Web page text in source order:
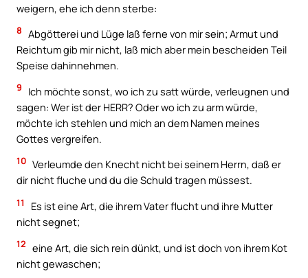
weigern, ehe ich denn sterbe:
8 Abgötterei und Lüge laß ferne von mir sein; Armut und
Reichtum gib mir nicht, laß mich aber mein bescheiden Teil
Speise dahinnehmen.
9
Ich möchte sonst, wo ich zu satt würde, verleugnen und
sagen: Wer ist der HERR? Oder wo ich zu arm würde,
möchte ich stehlen und mich an dem Namen meines
Gottes vergreifen.
10 Verleumde den Knecht nicht bei seinem Herrn, daß er
dir nicht fluche und du die Schuld tragen müssest.
11
Es ist eine Art, die ihrem Vater flucht und ihre Mutter
nicht segnet;
12 eine Art, die sich rein dünkt, und ist doch von ihrem Kot
nicht gewaschen;